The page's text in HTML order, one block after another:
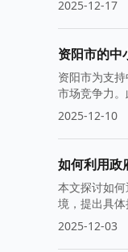
2025-12-17
资阳市的中
资阳市为支
市场竞争力
2025-12-10
如何利用政
本文探讨如
境，提出具
2025-12-03